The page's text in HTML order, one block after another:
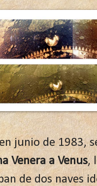
junio de 1983,
Venera a Venus,
de dos naves